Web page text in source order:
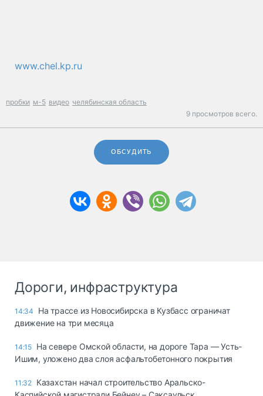
www.chel.kp.ru
пробки м-5 видео челябинская область
9 просмотров всего.
ОБСУДИТЬ
Дороги, инфраструктура
14:34
На трассе из Новосибирска в Кузбасс ограничат
движение на три месяца
14:15 На севере Омской области, на дороге Тара — Усть-
Ишим, уложено два слоя асфальтобетонного покрытия
11:32 Казахстан начал строительство Аральско-